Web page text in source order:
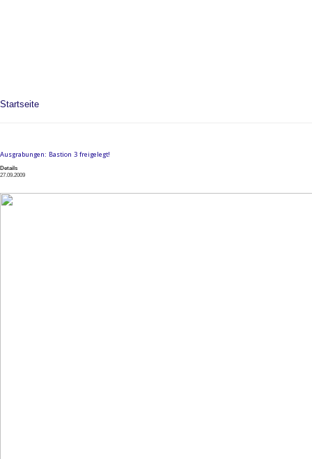
Startseite
Ausgrabungen: Bastion 3 freigelegt!
Details
27.09.2009